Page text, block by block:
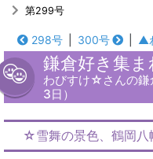
第299号
298号 300号 ▲
鎌倉好き集ま
わびすけ☆さんの
3日）
☆雪舞の景色、鶴岡八